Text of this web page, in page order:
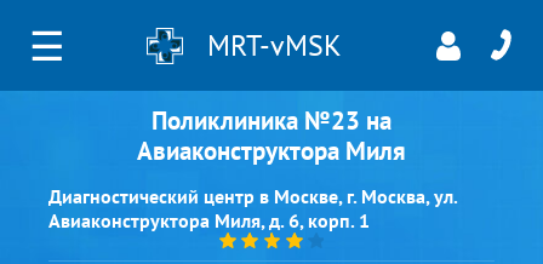
☰ MRT-vMSK
Поликлиника №23 на
Авиаконструктора Миля
Диагностический центр в Москве, г. Москва, ул.
Авиаконструктора Миля, д. 6, корп. 1